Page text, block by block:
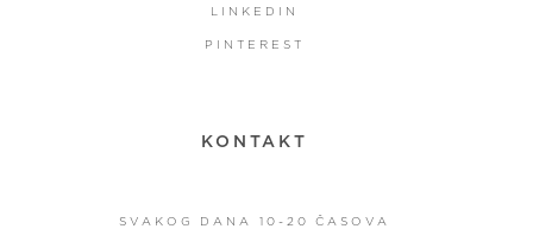
LINKEDIN
PINTEREST
KONTAKT
SVAKOG DANA 10-20 ČASOVA